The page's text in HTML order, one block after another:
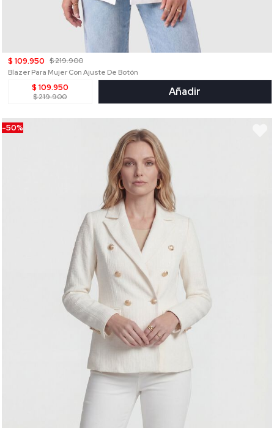
$ 109.950 $ 219.900
Blazer Para Mujer Con Ajuste De Botón
$ 109.950
$ 219.900 Añadir
-50%